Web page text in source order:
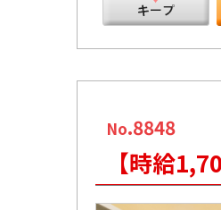
No.8848
【時給